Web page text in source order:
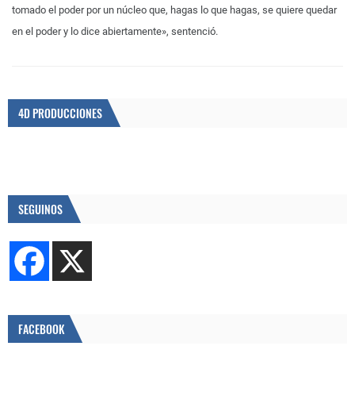
tomado el poder por un núcleo que, hagas lo que hagas, se quiere quedar
en el poder y lo dice abiertamente», sentenció.
4D PRODUCCIONES
SEGUINOS
FACEBOOK